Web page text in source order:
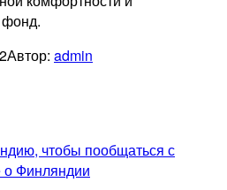
Автор: admin
чтобы пообщаться с
Финляндии